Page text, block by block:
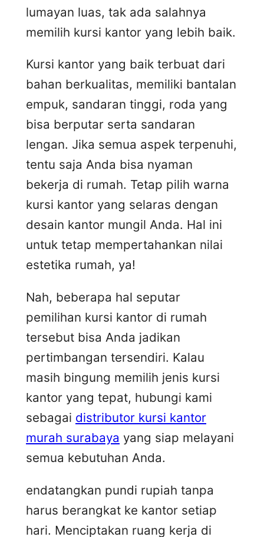
lumayan luas, tak ada salahnya
memilih kursi kantor yang lebih baik.
Kursi kantor yang baik terbuat dari
bahan berkualitas, memiliki bantalan
empuk, sandaran tinggi, roda yang
bisa berputar serta sandaran
lengan. Jika semua aspek terpenuhi,
tentu saja Anda bisa nyaman
bekerja di rumah. Tetap pilih warna
kursi kantor yang selaras dengan
desain kantor mungil Anda. Hal ini
untuk tetap mempertahankan nilai
estetika rumah, ya!
Nah, beberapa hal seputar
pemilihan kursi kantor di rumah
tersebut bisa Anda jadikan
pertimbangan tersendiri. Kalau
masih bingung memilih jenis kursi
kantor yang tepat, hubungi kami
sebagai distributor kursi kantor
murah surabaya yang siap melayani
semua kebutuhan Anda.
endatangkan pundi rupiah tanpa
harus berangkat ke kantor setiap
hari. Menciptakan ruang kerja di